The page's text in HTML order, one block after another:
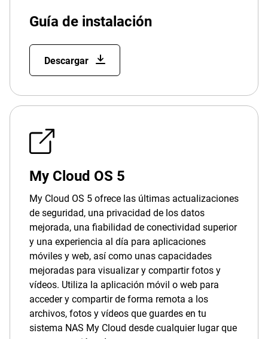
Guía de instalación
Descargar
My Cloud OS 5
My Cloud OS 5 ofrece las últimas actualizaciones
de seguridad, una privacidad de los datos
mejorada, una fiabilidad de conectividad superior
y una experiencia al día para aplicaciones
móviles y web, así como unas capacidades
mejoradas para visualizar y compartir fotos y
vídeos. Utiliza la aplicación móvil o web para
acceder y compartir de forma remota a los
archivos, fotos y vídeos que guardes en tu
sistema NAS My Cloud desde cualquier lugar que